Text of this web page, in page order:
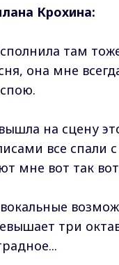
Крохина:
там
она мне
на сцену
все спали
мне вот так
три